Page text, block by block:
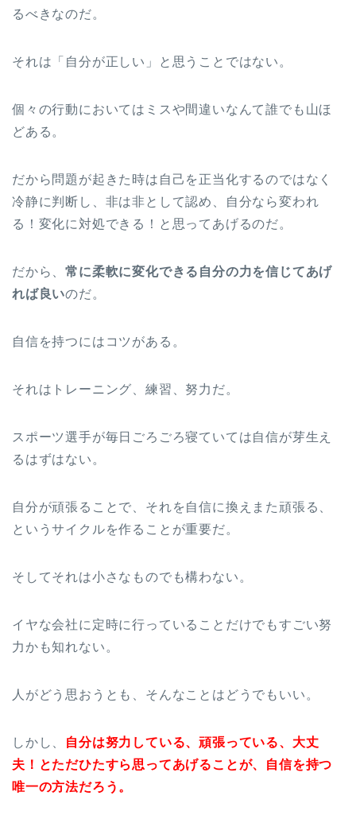
るべきなのだ。
それは「自分が正しい」と思うことではない。
個々の行動においてはミスや間違いなんて誰でも山ほ
どある。
だから問題が起きた時は自己を正当化するのではなく
冷静に判断し、非は非として認め、自分なら変われ
る！変化に対処できる！と思ってあげるのだ。
だから、常に柔軟に変化できる自分の力を信じてあげ
れば良いのだ。
自信を持つにはコツがある。
それはトレーニング、練習、努力だ。
スポーツ選手が毎日ごろごろ寝ていては自信が芽生え
るはずはない。
自分が頑張ることで、それを自信に換えまた頑張る、
というサイクルを作ることが重要だ。
そしてそれは小さなものでも構わない。
イヤな会社に定時に行っていることだけでもすごい努
力かも知れない。
人がどう思おうとも、そんなことはどうでもいい。
しかし、
自分は努力している、頑張っている、大丈
夫！とただひたすら思ってあげることが、自信を持つ
唯一の方法だろう。